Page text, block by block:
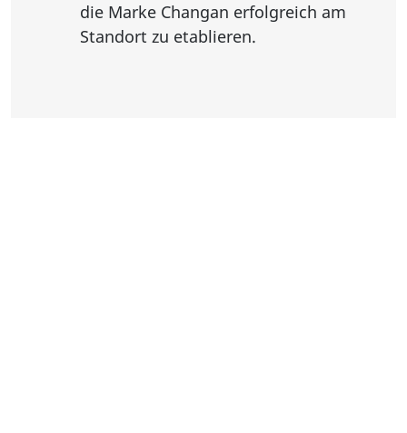
die Marke Changan erfolgreich am
Standort zu etablieren.